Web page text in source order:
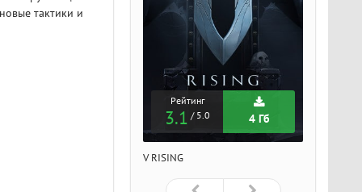
тактики и
Рейтинг
3.1 / 5.0 4 Гб
V RISING